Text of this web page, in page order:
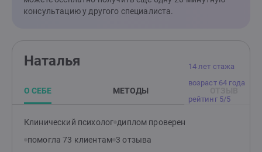
партнераСложности в проявлении внимания, заботы,
любви к партнеру или детям* Значительные
смерти близкого человекаПотеря работы, дохода,
имущества, переездТяжёлые жизненные ситуации,
тяжелом/неизлечимом диагнозе* Психологические
травмы во взрослом возрасте, в том числеопасные
ситуацииэмоциональное, физическое, сексуальное
насилиемедицинские манипуляции, операции,
консультацию у другого специалиста.
14 лет стажа
возраст 64 года
рейтинг 5/5
Наталья
О СЕБЕ МЕТОДЫ
Клинический психолог диплом проверен
помогла 73 клиентам 3 отзыва